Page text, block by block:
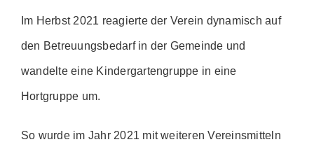
AKTUELLES
BEE BOX
Im Herbst 2021 reagierte der Verein dynamisch auf
den Betreuungsbedarf in der Gemeinde und
wandelte eine Kindergartengruppe in eine
Hortgruppe um.
So wurde im Jahr 2021 mit weiteren Vereinsmitteln